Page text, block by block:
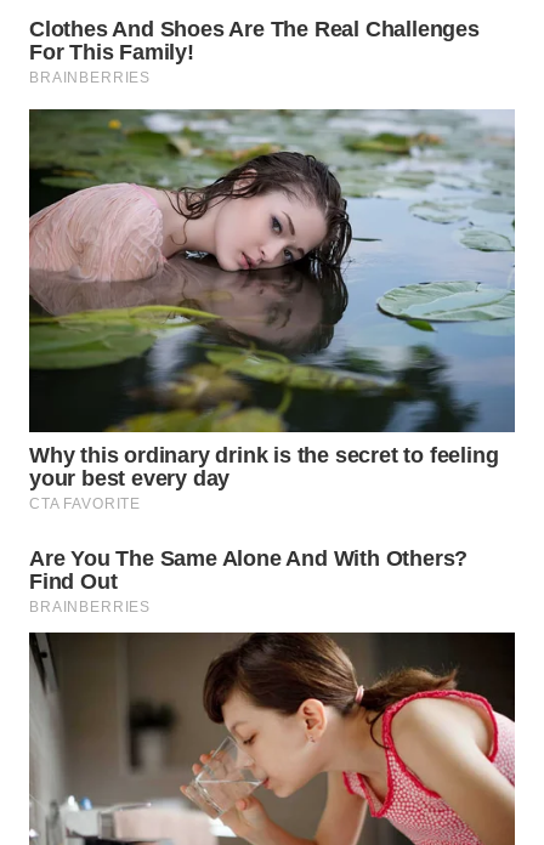
SUMEDANG
WN
CIANJUR
WN
KEPULAUAN
SERIBU
TANGERANG
WN
CIREBON
WN
INDRAMAYU
KUNINGAN
MAJALENGKA
WN